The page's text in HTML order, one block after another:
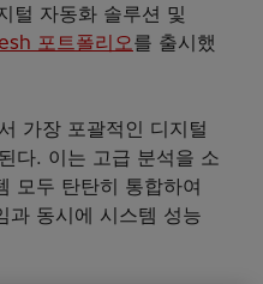
털 자동화 솔루션 및
포트폴리오를 출시했
가장 포괄적인 디지털
다. 이는 고급 분석을 소
모두 탄탄히 통합하여
과 동시에 시스템 성능